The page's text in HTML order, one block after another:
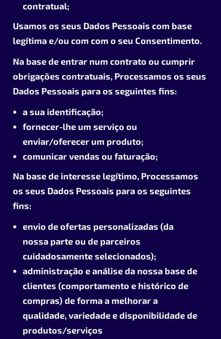
contratual;
Usamos os seus Dados Pessoais com base
legítima e/ou com com o seu Consentimento.
Na base de entrar num contrato ou cumprir
obrigações contratuais, Processamos os seus
Dados Pessoais para os seguintes fins:
a sua identificação;
fornecer-lhe um serviço ou
enviar/oferecer um produto;
comunicar vendas ou faturação;
Na base de interesse legítimo, Processamos
os seus Dados Pessoais para os seguintes
fins:
envio de ofertas personalizadas (da
nossa parte ou de parceiros
cuidadosamente selecionados);
administração e análise da nossa base de
clientes (comportamento e histórico de
compras) de forma a melhorar a
qualidade, variedade e disponibilidade de
produtos/serviços